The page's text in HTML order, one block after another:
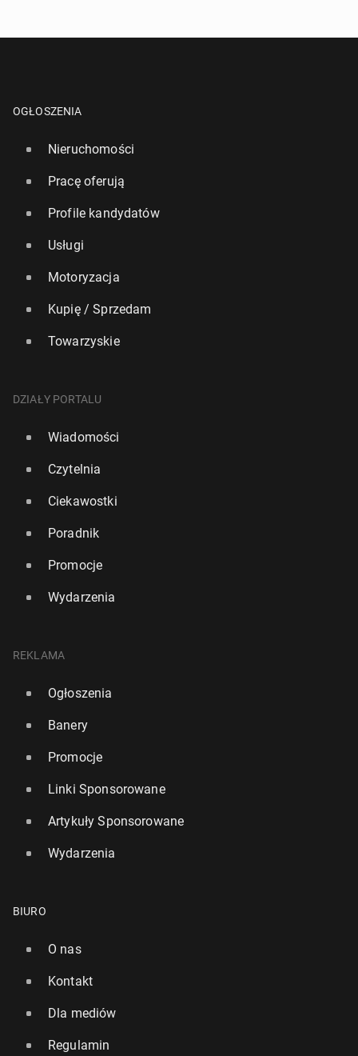
OGŁOSZENIA
Nieruchomości
Pracę oferują
Profile kandydatów
Usługi
Motoryzacja
Kupię / Sprzedam
Towarzyskie
DZIAŁY PORTALU
Wiadomości
Czytelnia
Ciekawostki
Poradnik
Promocje
Wydarzenia
REKLAMA
Ogłoszenia
Banery
Promocje
Linki Sponsorowane
Artykuły Sponsorowane
Wydarzenia
BIURO
O nas
Kontakt
Dla mediów
Regulamin